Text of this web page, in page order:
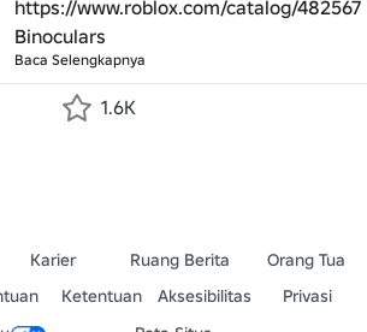
https://www.roblox.com/catalog/
Binoculars
Baca Selengkapnya
1.6K
Karier Ruang Berita
Orang Tua
Ketentuan Aksesibilitas
Privasi